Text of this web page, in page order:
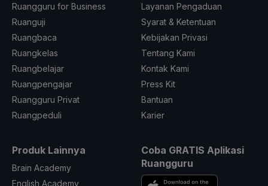
Ruangguru for Business
Ruanguji
Ruangbaca
Ruangkelas
Ruangbelajar
Ruangpengajar
Ruangguru Privat
Ruangpeduli
Layanan Pengaduan
Syarat & Ketentuan
Kebijakan Privasi
Tentang Kami
Kontak Kami
Press Kit
Bantuan
Karier
Produk Lainnya
Brain Academy
English Academy
Coba GRATIS Aplikasi
Ruangguru